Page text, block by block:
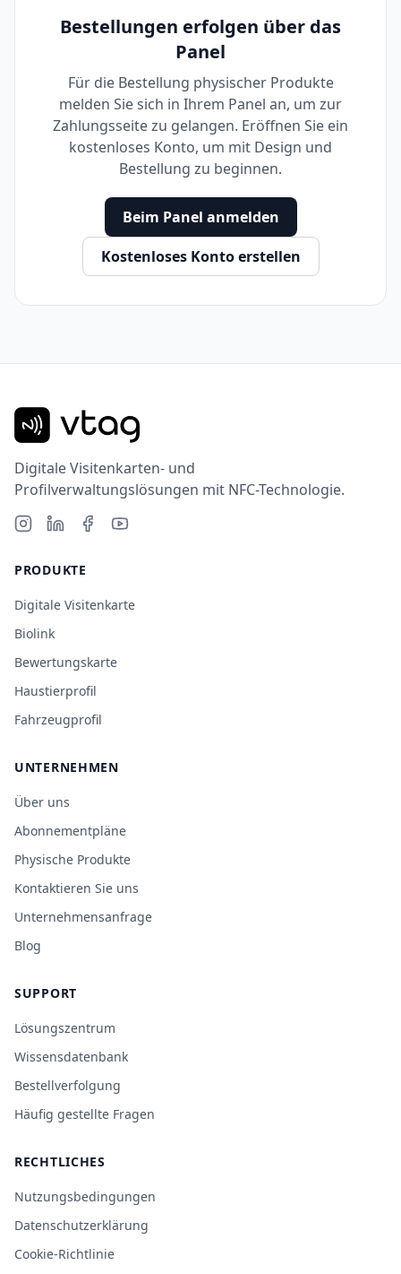
Bestellungen erfolgen über das
Panel
Für die Bestellung physischer Produkte
melden Sie sich in Ihrem Panel an, um zur
Zahlungsseite zu gelangen. Eröffnen Sie ein
kostenloses Konto, um mit Design und
Bestellung zu beginnen.
Beim Panel anmelden
Kostenloses Konto erstellen
Digitale Visitenkarten- und
Profilverwaltungslösungen mit NFC-Technologie.
PRODUKTE
Digitale Visitenkarte
Biolink
Bewertungskarte
Haustierprofil
Fahrzeugprofil
UNTERNEHMEN
Über uns
Abonnementpläne
Physische Produkte
Kontaktieren Sie uns
Unternehmensanfrage
Blog
SUPPORT
Lösungszentrum
Wissensdatenbank
Bestellverfolgung
Häufig gestellte Fragen
RECHTLICHES
Nutzungsbedingungen
Datenschutzerklärung
Cookie-Richtlinie